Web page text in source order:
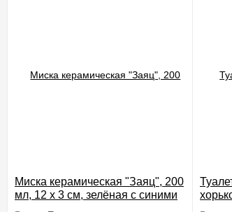
Миска керамическая "Заяц", 200
мл, 12 x 3 cм, зелёная с синими